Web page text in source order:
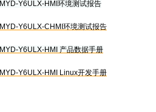
MYD-Y6ULX-HMI环境测试报告
MYD-Y6ULX-CHMI环境测试报告
MYD-Y6ULX-HMI 产品数据手册
MYD-Y6ULX-HMI Linux开发手册